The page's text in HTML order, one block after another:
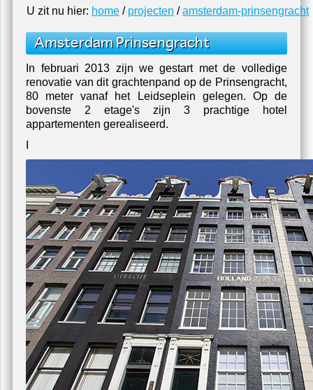
Schilderen Restaurant Vanzz, Amsterdam
U zit nu hier:home /projecten
Amsterdam Prinsengracht
In februari 2013 zijn we gestart met de volledige
renovatie van dit grachtenpand op de Prinsengracht,
80 meter vanaf het Leidseplein gelegen. Op de
bovenste 2 etage's zijn 3 prachtige hotel
appartementen gerealiseerd.
I